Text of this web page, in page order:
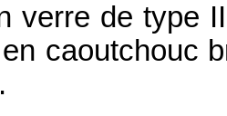
verre de type
caoutchouc